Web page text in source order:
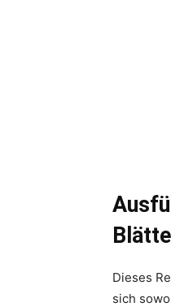
Dieses
sich